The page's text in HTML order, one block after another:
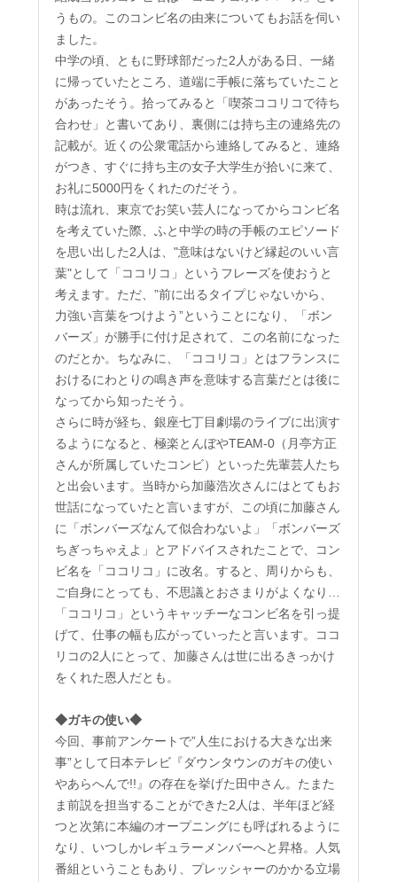
うもの。このコンビ名の由来についてもお話を伺い
ました。
中学の頃、ともに野球部だった2人がある日、一緒
に帰っていたところ、道端に手帳に落ちていたこと
があったそう。拾ってみると「喫茶ココリコで待ち
合わせ」と書いてあり、裏側には持ち主の連絡先の
記載が。近くの公衆電話から連絡してみると、連絡
がつき、すぐに持ち主の女子大学生が拾いに来て、
お礼に5000円をくれたのだそう。
時は流れ、東京でお笑い芸人になってからコンビ名
を考えていた際、ふと中学の時の手帳のエピソード
を思い出した2人は、"意味はないけど縁起のいい言
葉"として「ココリコ」というフレーズを使おうと
考えます。ただ、”前に出るタイプじゃないから、
力強い言葉をつけよう”ということになり、「ボン
バーズ」が勝手に付け足されて、この名前になった
のだとか。ちなみに、「ココリコ」とはフランスに
おけるにわとりの鳴き声を意味する言葉だとは後に
なってから知ったそう。
さらに時が経ち、銀座七丁目劇場のライブに出演す
るようになると、極楽とんぼやTEAM-0（月亭方正
さんが所属していたコンビ）といった先輩芸人たち
と出会います。当時から加藤浩次さんにはとてもお
世話になっていたと言いますが、この頃に加藤さん
に「ボンバーズなんて似合わないよ」「ボンバーズ
ちぎっちゃえよ」とアドバイスされたことで、コン
ビ名を「ココリコ」に改名。すると、周りからも、
ご自身にとっても、不思議とおさまりがよくなり…
「ココリコ」というキャッチーなコンビ名を引っ提
げて、仕事の幅も広がっていったと言います。ココ
リコの2人にとって、加藤さんは世に出るきっかけ
をくれた恩人だとも。
◆ガキの使い◆
今回、事前アンケートで”人生における大きな出来
事”として日本テレビ『ダウンタウンのガキの使い
やあらへんで!!』の存在を挙げた田中さん。たまた
ま前説を担当することができた2人は、半年ほど経
つと次第に本編のオープニングにも呼ばれるように
なり、いつしかレギュラーメンバーへと昇格。人気
番組ということもあり、プレッシャーのかかる立場